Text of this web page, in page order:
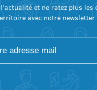
et ne ratez plus les
avec notre newsletter